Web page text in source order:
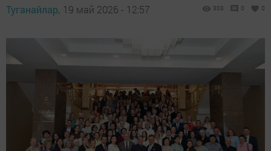
Туганайлар, 19 май 2026 - 12:57 303 0 0